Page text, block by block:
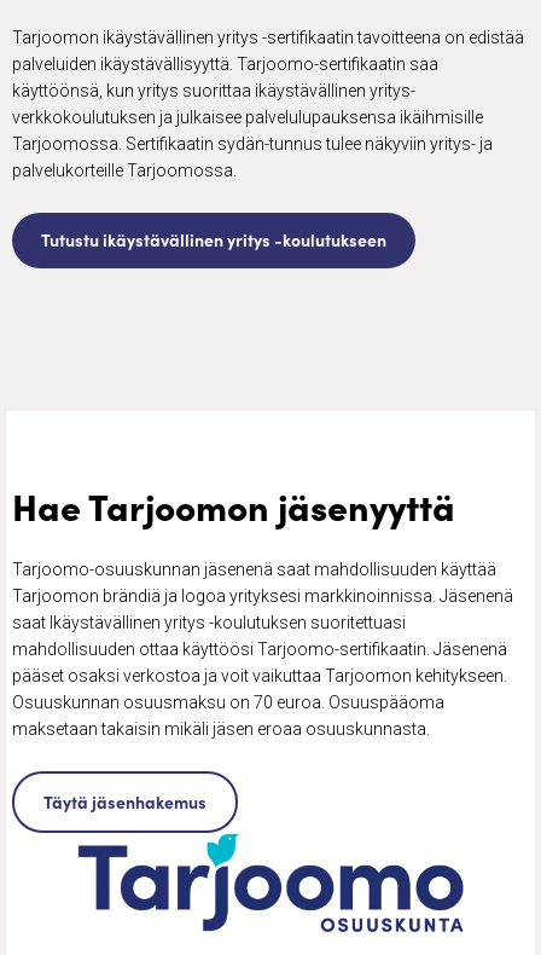
Tarjoomon ikäystävällinen yritys -sertifikaatin tavoitteena on edistää
palveluiden ikäystävällisyyttä. Tarjoomo-sertifikaatin saa
käyttöönsä, kun yritys suorittaa ikäystävällinen yritys-
verkkokoulutuksen ja julkaisee palvelulupauksensa ikäihmisille
Tarjoomossa. Sertifikaatin sydän-tunnus tulee näkyviin yritys- ja
palvelukorteille Tarjoomossa.
Tutustu ikäystävällinen yritys -koulutukseen
Hae Tarjoomon jäsenyyttä
Tarjoomo-osuuskunnan jäsenenä saat mahdollisuuden käyttää
Tarjoomon brändiä ja logoa yrityksesi markkinoinnissa. Jäsenenä
saat Ikäystävällinen yritys -koulutuksen suoritettuasi
mahdollisuuden ottaa käyttöösi Tarjoomo-sertifikaatin. Jäsenenä
pääset osaksi verkostoa ja voit vaikuttaa Tarjoomon kehitykseen.
Osuuskunnan osuusmaksu on 70 euroa. Osuuspääoma
maksetaan takaisin mikäli jäsen eroaa osuuskunnasta.
Täytä jäsenhakemus